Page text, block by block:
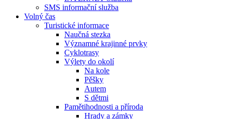
SMS informační služba
Volný čas
Turistické informace
Naučná stezka
Významné krajinné prvky
Cyklotrasy
Výlety do okolí
Na kole
Pěšky
Autem
S dětmi
Pamětihodnosti a příroda
Hrady a zámky